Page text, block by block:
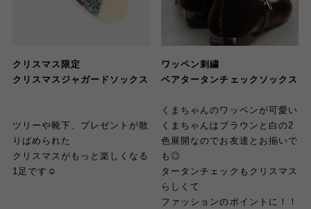
クリスマス限定
クリスマスジャガードソックス
ツリーや靴下、 プレゼントが散
りばめられた
クリスマスがもっと楽しくなる
1足です☺︎
ワッペン刺繍
ベアタータンチェックソックス
くまちゃんのワッペンが可愛い
くまちゃんはブラウンと白の2
色展開なのでお友達とお揃いで
も◎
タータンチェックもクリスマス
らしくて
ファッションのポイントに！！